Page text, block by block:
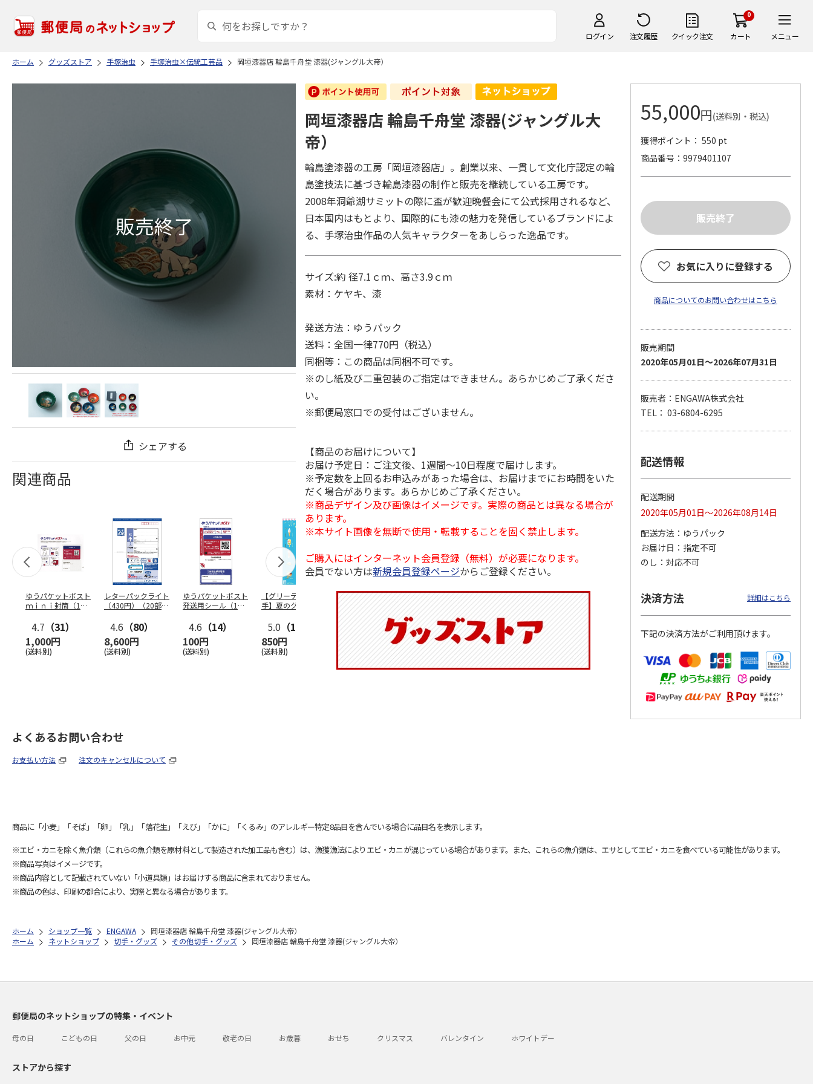
ログイン 注文履歴 クイック注文
0
カート メニュー
ホーム グッズストア 手塚治虫 手塚治虫×伝統工芸品 岡垣漆器店 輪島千舟堂 漆器(ジャングル大帝）
シェアする
関連商品
ゆうパケットポスト
ｍｉｎｉ封筒（1個
4.7 （31）
1,000円
(送料別)
レターパックライト
（430円）（20部セ
4.6 （80）
8,600円
(送料別)
ゆうパケットポスト
発送用シール（1個
4.6 （14）
100円
(送料別)
【グリーティング切
手】夏のグリーティ
5.0 （10）
850円
(送料別)
【グリーティング切
手】夏のグリーティ
ング（110円）
（17）
1,100円
(送料別)
レターパックプラス
（600円）（20部セ
4.8（24）
12,000円
(送料別)
＜お中元＞新つぶら
なオールスターズ
4.8（191）
3,780円
(送料・税込)
【グリーティング切
手】ハッピーグリー
ティング（110円）
1,100円
(送料別)
【グリーティング切
手】グリーティング
（シンプル）（110
4.8 （11）
5,500円
【のり式】110円普
通切手・千鳥（1シ
ート100枚）
4.6 （7）
11,000円
(送料別)
岡垣漆器店 輪島千舟堂 漆器(ジャングル大
帝）
輪島塗漆器の工房「岡垣漆器店」。創業以来、一貫して文化庁認定の輪
島塗技法に基づき輪島漆器の制作と販売を継続している工房です。
2008年洞爺湖サミットの際に盃が歓迎晩餐会にて公式採用されるなど、
日本国内はもとより、国際的にも漆の魅力を発信しているブランドによ
る、手塚治虫作品の人気キャラクターをあしらった逸品です。
サイズ:約 径7.1ｃｍ、高さ3.9ｃｍ
素材：ケヤキ、漆
発送方法：ゆうパック
送料：全国一律770円（税込）
同梱等：この商品は同梱不可です。
※のし紙及び二重包装のご指定はできません。あらかじめご了承くださ
い。
※郵便局窓口での受付はございません。
【商品のお届けについて】
お届け予定日：ご注文後、1週間～10日程度で届けします。
※予定数を上回るお申込みがあった場合は、お届けまでにお時間をいた
だく場合があります。あらかじめご了承ください。
※商品デザイン及び画像はイメージです。実際の商品とは異なる場合が
あります。
※本サイト画像を無断で使用・転載することを固く禁止します。
ご購入にはインターネット会員登録（無料）が必要になります。
会員でない方は新規会員登録ページからご登録ください。
55,000円(送料別・税込)
獲得ポイント： 550 pt
商品番号
9979401107
お気に入りに登録する
商品についてのお問い合わせはこちら
販売期間
2020年05月01日～2026年07月31日
販売者：ENGAWA株式会社
TEL： 03-6804-6295
配送情報
配送期間
2020年05月01日～2026年08月14日
配送方法
ゆうパック
お届け日
指定不可
のし
対応不可
決済方法 詳細はこちら
下記の決済方法がご利用頂けます。
よくあるお問い合わせ
お支払い方法 注文のキャンセルについて
商品に「小麦」「そば」「卵」「乳」「落花生」「えび」「かに」「くるみ」のアレルギー特定8品目を含んでいる場合に品目名を表示します。
※エビ・カニを除く魚介類（これらの魚介類を原材料として製造された加工品も含む）は、漁獲漁法によりエビ・カニが混じっている場合があります。また、これらの魚介類は、エサとしてエビ・カニを食べている可能性があります。
※商品写真はイメージです。
※商品内容として記載されていない「小道具類」はお届けする商品に含まれておりません。
※商品の色は、印刷の都合により、実際と異なる場合があります。
ホーム ショップ一覧 ENGAWA
岡垣漆器店 輪島千舟堂 漆器(ジャングル大帝）
ホーム
ネットショップ 切手・グッズ その他切手・グッズ 岡垣漆器店 輪島千舟堂 漆器(ジャングル大帝）
郵便局のネットショップの特集・イベント
母の日 こどもの日 父の日 お中元 敬老の日 お歳暮 おせち クリスマス バレンタイン ホワイトデー
ストアから探す